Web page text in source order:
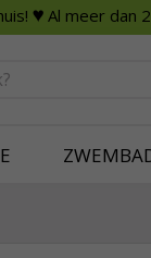
♥ Al meer dan
Slimme beveiliging